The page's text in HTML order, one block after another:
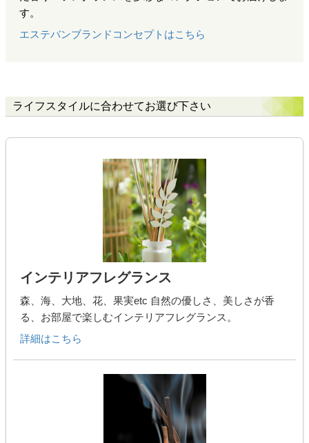
す。
エステバンブランドコンセプトはこちら
ライフスタイルに合わせてお選び下さい
インテリアフレグランス
森、海、大地、花、果実etc 自然の優しさ、美しさが香
る、お部屋で楽しむインテリアフレグランス。
詳細はこちら